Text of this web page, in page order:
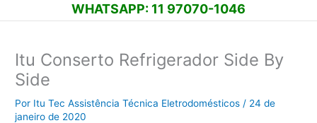
WHATSAPP: 11 97070-1046
Itu Conserto Refrigerador Side By
Side
Por Itu Tec Assistência Técnica Eletrodomésticos / 24 de
janeiro de 2020